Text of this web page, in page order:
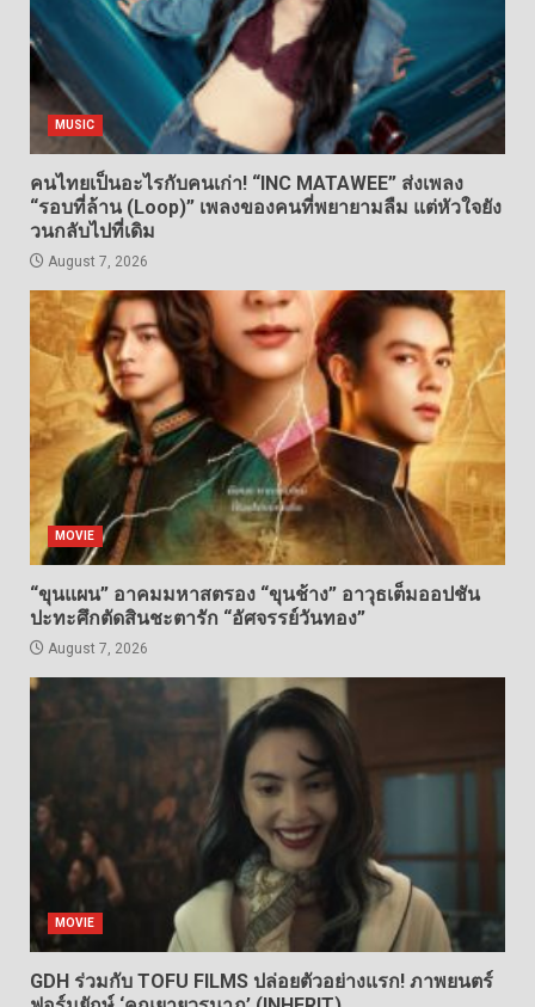
MUSIC
คนไทยเป็นอะไรกับคนเก่า! “INC MATAWEE” ส่งเพลง
“รอบที่ล้าน (Loop)” เพลงของคนที่พยายามลืม แต่หัวใจยัง
วนกลับไปที่เดิม
August 7, 2026
MOVIE
“ขุนแผน” อาคมมหาสตรอง “ขุนช้าง” อาวุธเต็มออปชัน
ปะทะศึกตัดสินชะตารัก “อัศจรรย์วันทอง”
August 7, 2026
MOVIE
GDH ร่วมกับ TOFU FILMS ปล่อยตัวอย่างแรก! ภาพยนตร์